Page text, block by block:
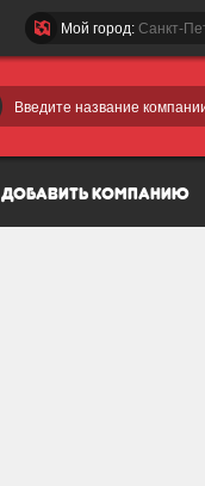
Введите название
Мой город: Санкт-
добавить компанию